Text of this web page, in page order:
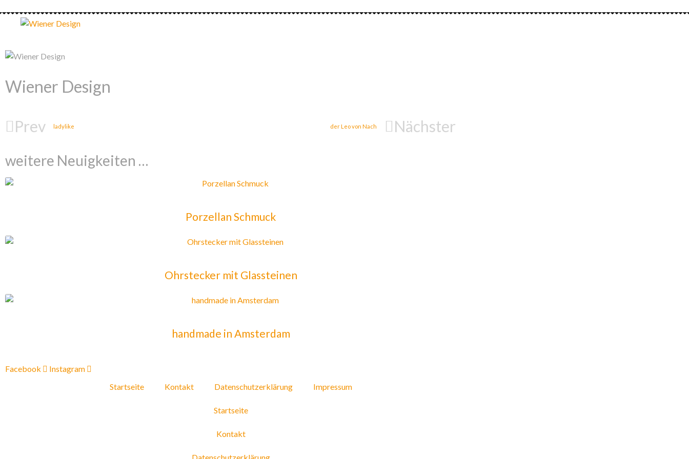
Wiener Design
Prev ladylike der Leo von Nach Nächster
weitere Neuigkeiten …
Porzellan Schmuck
Ohrstecker mit Glassteinen
handmade in Amsterdam
Facebook
Instagram
Startseite
Kontakt Datenschutzerklärung Impressum
Startseite
Kontakt